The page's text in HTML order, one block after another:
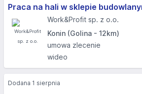
Praca na hali w sklepie
Work&Profit sp. z o.o.
Konin (Golina - 12km)
umowa zlecenie
wideo
Dodana 1 sierpnia